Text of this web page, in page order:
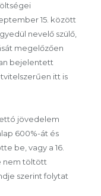
15. között
nevelő szülő,
megelőzően
bejelentett
itt is
jövedelem
600%-át és
be, vagy a 16.
nem töltött
szerint folytat